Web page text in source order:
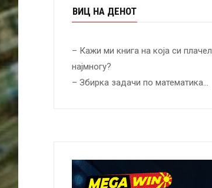
ВИЦ НА ДЕНОТ
– Кажи ми книга на која си плачел
најмногу?
– Збирка задачи по математика…